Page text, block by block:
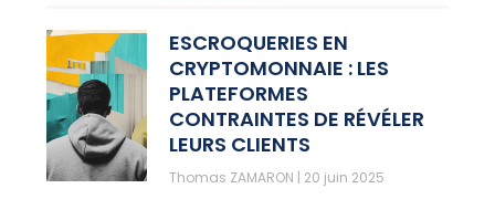
ESCROQUERIES EN
CRYPTOMONNAIE : LES
PLATEFORMES
CONTRAINTES DE RÉVÉLER
LEURS CLIENTS
Thomas ZAMARON 20 juin 2025